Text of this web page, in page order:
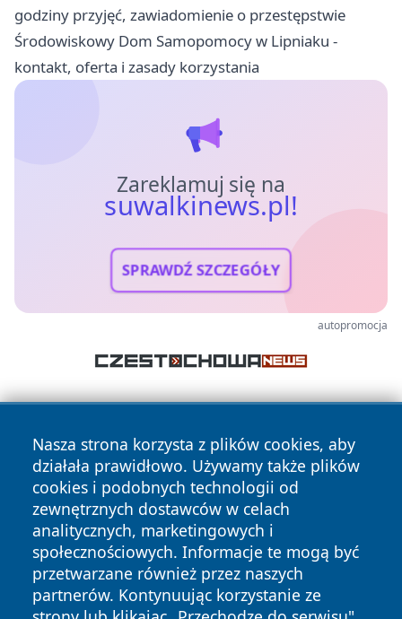
godziny przyjęć, zawiadomienie o przestępstwie
Środowiskowy Dom Samopomocy w Lipniaku -
kontakt, oferta i zasady korzystania
Zareklamuj się na
suwalkinews.pl!
SPRAWDŹ SZCZEGÓŁY
autopromocja
Nasza strona korzysta z plików cookies, aby
działała prawidłowo. Używamy także plików
cookies i podobnych technologii od
zewnętrznych dostawców w celach
analitycznych, marketingowych i
społecznościowych. Informacje te mogą być
przetwarzane również przez naszych
partnerów. Kontynuując korzystanie ze
Copyright © 2026 suwalkinews.pl Wszystkie prawa
zastrzeżone.
News Autorzy
Polityka
Polityka